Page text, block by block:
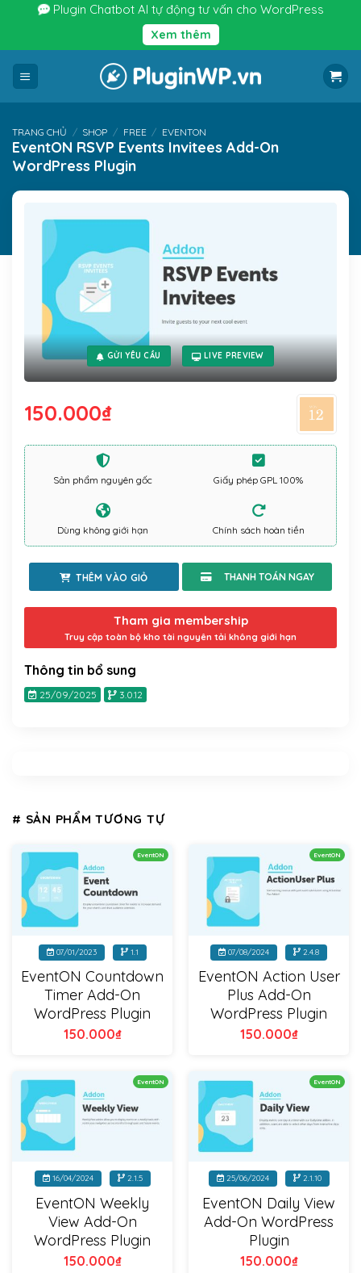
nội
dung
Plugin Chatbot AI tự động tư vấn cho WordPress
Xem thêm
TRANG CHỦ / SHOP / FREE / EVENTON
EventON RSVP Events Invitees Add-On
WordPress Plugin
GỬI YÊU CẦU LIVE PREVIEW
150.000₫
Sản phẩm nguyên gốc Giấy phép GPL 100%
Dùng không giới hạn Chính sách hoàn tiền
THÊM VÀO GIỎ
Tham gia membership
Truy cập toàn bộ kho tài nguyên tải không giới hạn
Thông tin bổ sung
25/09/2025 3.0.12
# SẢN PHẨM TƯƠNG TỰ
EventON
07/01/2023 1.1
EventON Countdown
Timer Add-On
WordPress Plugin
150.000₫
EventON
07/08/2024 2.4.8
EventON Action User
Plus Add-On
WordPress Plugin
150.000₫
EventON
16/04/2024 2.1.5
EventON Weekly
View Add-On
WordPress Plugin
150.000₫
EventON
25/06/2024 2.1.10
EventON Daily View
Add-On WordPress
Plugin
150.000₫